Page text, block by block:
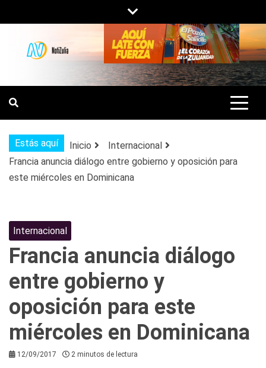
al
contenido
NOTIZULIA
NOTICIAS DEL ZULIA, VENEZUELA Y
DE INTERÉS GENERAL.
Estás aquí Inicio
Internacional
Francia anuncia diálogo entre gobierno y oposición para
este miércoles en Dominicana
Internacional
Francia anuncia diálogo
entre gobierno y
oposición para este
miércoles en Dominicana
12/09/2017 2 minutos de lectura